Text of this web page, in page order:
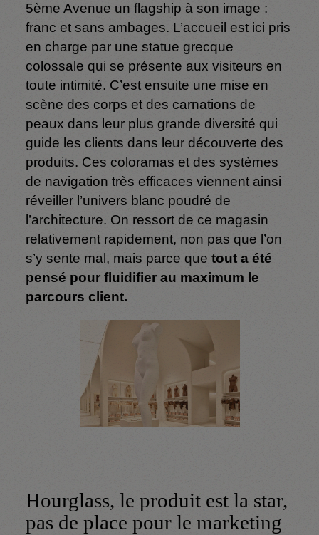
5ème Avenue un flagship à son image :
franc et sans ambages. L’accueil est ici pris
en charge par une statue grecque
colossale qui se présente aux visiteurs en
toute intimité. C’est ensuite une mise en
scène des corps et des carnations de
peaux dans leur plus grande diversité qui
guide les clients dans leur découverte des
produits. Ces coloramas et des systèmes
de navigation très efficaces viennent ainsi
réveiller l’univers blanc poudré de
l’architecture. On ressort de ce magasin
relativement rapidement, non pas que l’on
s’y sente mal, mais parce que tout a été
pensé pour fluidifier au maximum le
parcours client.
Hourglass, le produit est la star,
pas de place pour le marketing